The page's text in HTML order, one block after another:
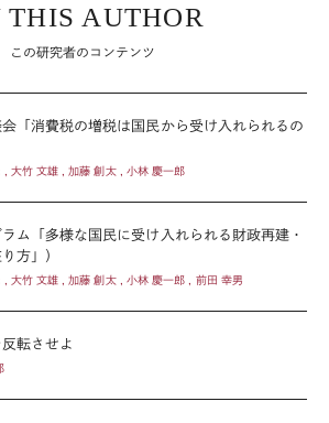
THIS AUTHOR
この研究者のコンテンツ
会「消費税の増税は国民から受け入れられるの
, 大竹 文雄 , 加藤 創太 , 小林 慶一郎
ム「多様な国民に受け入れられる財政再建・
方」）
, 大竹 文雄 , 加藤 創太 , 小林 慶一郎 , 前田 幸男
転させよ